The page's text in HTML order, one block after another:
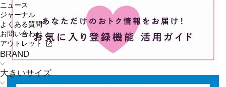
ニュース
ジャーナル
よくある質問
お問い合わせ
アウトレット
BRAND
大きいサイズ